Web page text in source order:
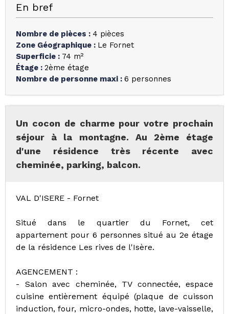
En bref
Nombre de pièces : 4 pièces
Zone Géographique : Le Fornet
Superficie : 74 m²
Étage : 2ème étage
Nombre de personne maxi : 6 personnes
Un cocon de charme pour votre prochain
séjour à la montagne. Au 2ème étage
d'une résidence très récente avec
cheminée, parking, balcon.
VAL D'ISERE - Fornet
Situé dans le quartier du Fornet, cet
appartement pour 6 personnes situé au 2e étage
de la résidence Les rives de l'Isère.
AGENCEMENT :
- Salon avec cheminée, TV connectée, espace
cuisine entièrement équipé (plaque de cuisson
induction, four, micro-ondes, hotte, lave-vaisselle,